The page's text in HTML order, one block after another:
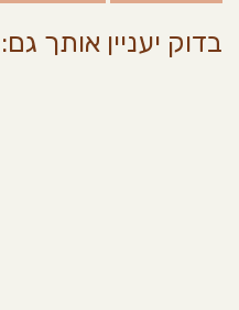
בדוק יעניין אותך גם: